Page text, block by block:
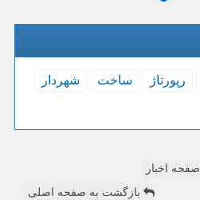
رپورتاژ ساخت
شهردار
صفحه اخبار
بازگشت به صفحه اصلی